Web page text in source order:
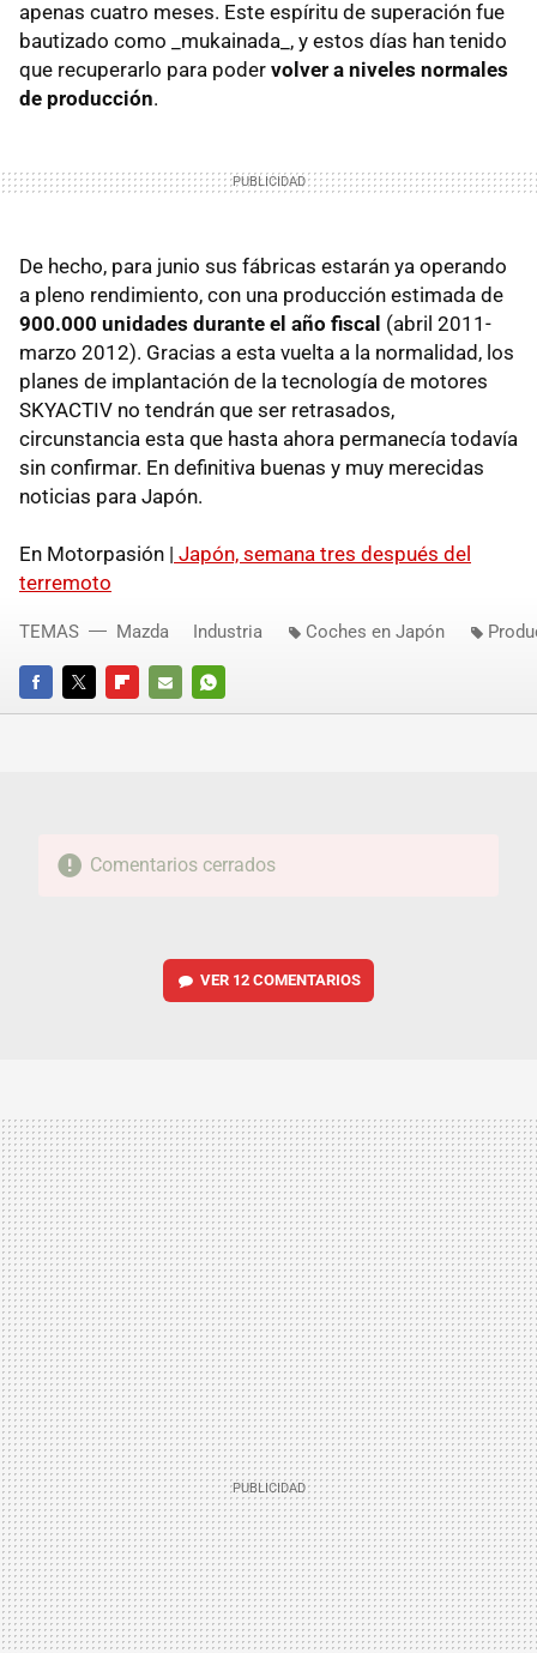
apenas cuatro meses. Este espíritu de superación fue
bautizado como _mukainada_, y estos días han tenido
que recuperarlo para poder volver a niveles normales
de producción.
De hecho, para junio sus fábricas estarán ya operando
a pleno rendimiento, con una producción estimada de
900.000 unidades durante el año fiscal (abril 2011-
marzo 2012). Gracias a esta vuelta a la normalidad, los
planes de implantación de la tecnología de motores
SKYACTIV no tendrán que ser retrasados,
circunstancia esta que hasta ahora permanecía todavía
sin confirmar. En definitiva buenas y muy merecidas
noticias para Japón.
En Motorpasión | Japón, semana tres después del
terremoto
FACEBOOKTWITTERFLIPBOARD
E-
WHATSAPP
TEMAS Mazda Industria Coches en Japón
Comentarios cerrados
VER 12 COMENTARIOS